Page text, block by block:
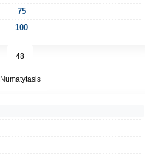
75
100
48
Numatytasis